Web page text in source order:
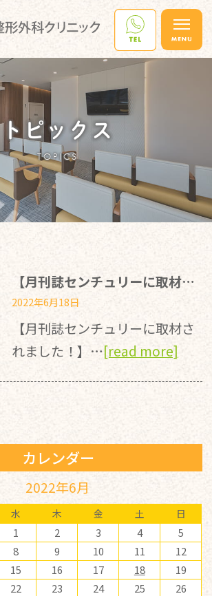
トピックス
TOPICS
【月刊誌センチュリーに取材されました！】
2022年6月18日
【月刊誌センチュリーに取材さ
れました！】…[read more]
カレンダー
2022年6月
水 木 金 土 日
1 2 3 4
5
8 9 10 11
12
15 16 17 18
19
22 23 24 25
26